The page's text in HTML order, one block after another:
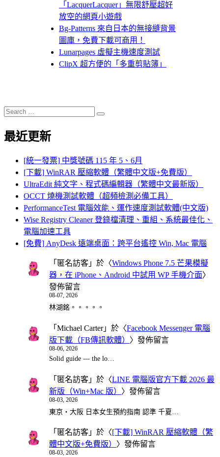
「LacquerLacquer」無限舒壓超好
放空的網頁小遊戲
Bg-Patterns 來自日本的無接縫背景
圖庫，免費下載可商用！
Lunarpages 虛擬主機速度測試
ClipX 超方便的「多重剪貼簿」
Search
for:
Search
最近更新
[統一發票] 中獎號碼 115 年 5、6月
[下載] WinRAR 壓縮軟體（繁體中文版+免費版）
UltraEdit 純文字、程式碼編輯器（繁體中文最新版）
OCCT 燒機測試軟體（超頻檢測必備工具）
PerformanceTest 電腦效能、運作速度測試軟體(中文版)
Wise Registry Cleaner 登錄檔清理、重組、系統最佳化、
電腦加速工具
[免費] AnyDesk 遠端桌面：跨平台遙控 Win, Mac 電腦
「 匿名訪客 」於〈Windows Phone 7.5 芒果模擬
器，在 iPhone、Android 中試用 WP 手機介面〉
發佈留言
08-07, 2026
林湖銘。。。。。
「 Michael Carter」於〈Facebook Messenger 電腦
版下載（FB傳訊軟體） 〉發佈留言
08-06, 2026
Solid guide — the lo…
「 匿名訪客 」於〈LINE 電腦版官方下載 2026 最
新版（Win+Mac 版） 〉發佈留言
08-03, 2026
東京・大阪 日本女生預約指南 認準 千夏…
「 匿名訪客 」於〈[下載] WinRAR 壓縮軟體（繁
體中文版+免費版） 〉發佈留言
08-03, 2026